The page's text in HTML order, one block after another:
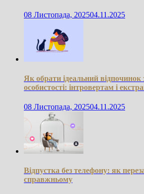
08 Листопада, 202504.11.2025
Як обрати ідеальний відпочинок
особистості: інтровертам і
08 Листопада, 202504.11.2025
Відпустка без телефону: як
справжньому